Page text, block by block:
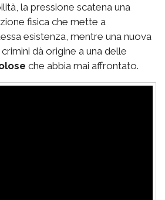
la pressione scatena una
fisica che mette a
esistenza, mentre una nuova
dà origine a una delle
che abbia mai affrontato.